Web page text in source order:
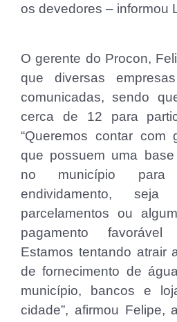
os devedores – informou
O gerente do Procon,
que diversas
comunicadas, sendo
cerca de 12 para
“Queremos contar com
que possuem uma
no município para
endividamento,
parcelamentos ou
pagamento
Estamos tentando atrair
de fornecimento de
município, bancos e
cidade”, afirmou Felipe,